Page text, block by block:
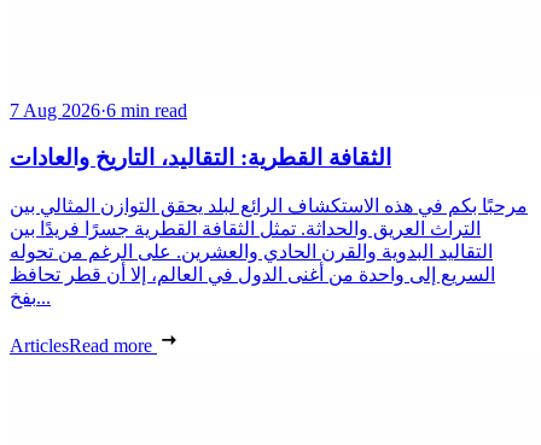
7 Aug 2026·6 min read
الثقافة القطرية: التقاليد، التاريخ والعادات
مرحبًا بكم في هذه الاستكشاف الرائع لبلد يحقق التوازن المثالي بين
التراث العريق والحداثة. تمثل الثقافة القطرية جسرًا فريدًا بين
التقاليد البدوية والقرن الحادي والعشرين. على الرغم من تحوله
السريع إلى واحدة من أغنى الدول في العالم، إلا أن قطر تحافظ
بفخ...
ArticlesRead more